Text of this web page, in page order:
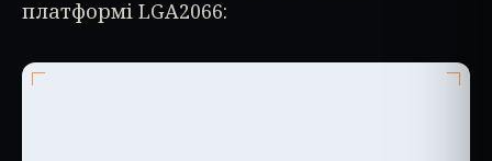
платформі LGA2066: